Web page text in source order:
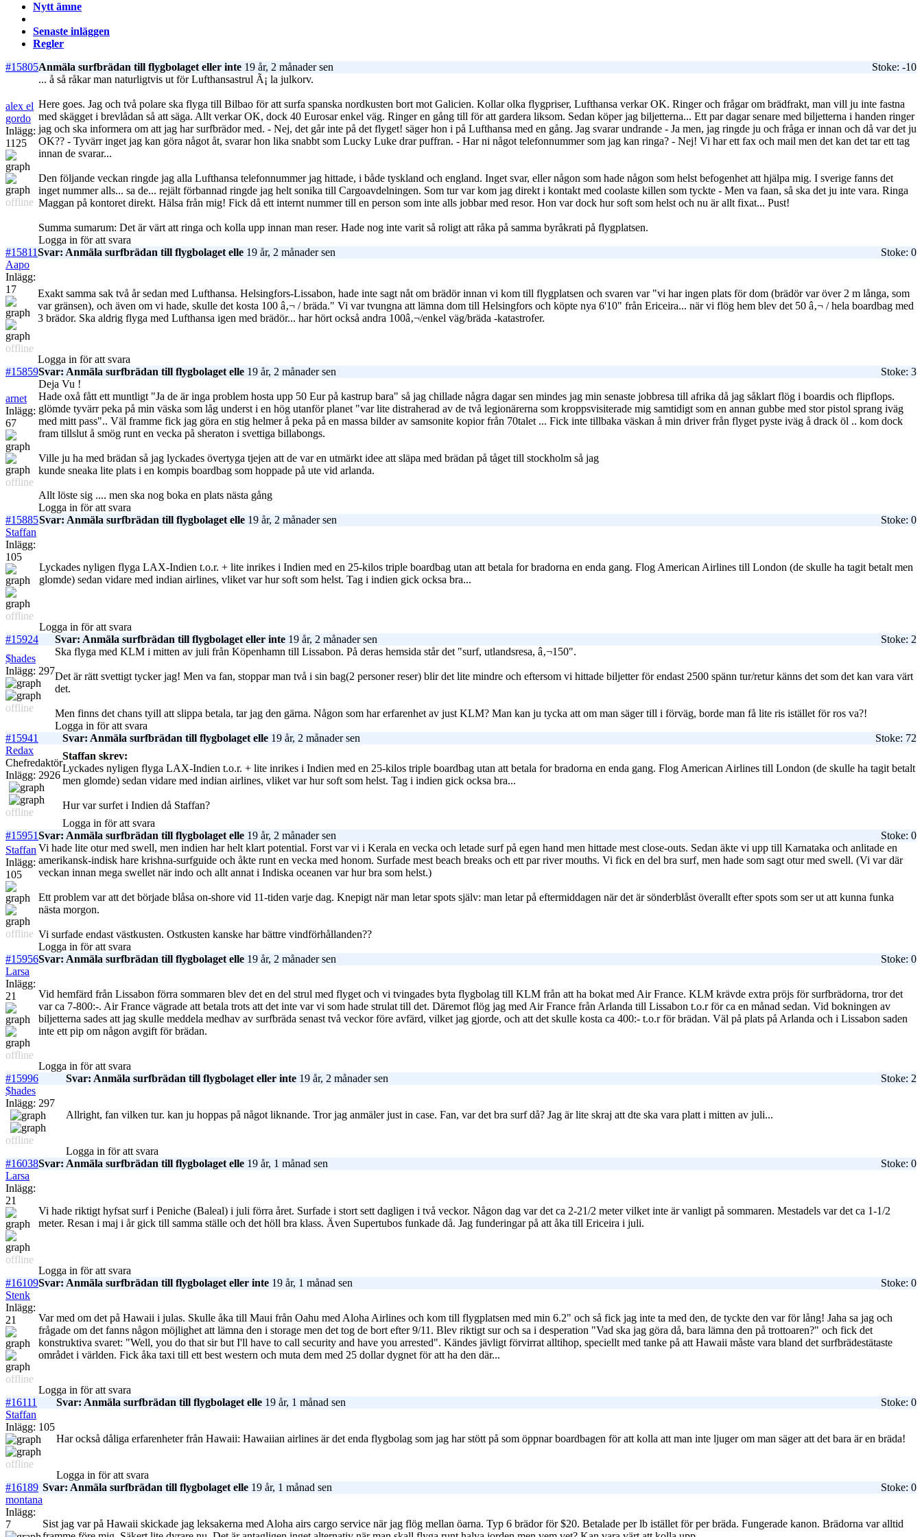
Nytt ämne
Senaste inläggen
Regler
#15805Anmäla surfbrädan till flygbolaget eller inte 19 år, 2 månader sen Stoke: -10
alex el
gordo
Inlägg:
1125
offline
... å så råkar man naturligtvis ut för Lufthansastrul Ã¡ la julkorv.
Here goes. Jag och två polare ska flyga till Bilbao för att surfa spanska nordkusten bort mot Galicien. Kollar olka flygpriser, Lufthansa verkar OK. Ringer och frågar om brädfrakt, man vill ju inte fastna
med skägget i brevlådan så att säga. Allt verkar OK, dock 40 Eurosar enkel väg. Ringer en gång till för att gardera liksom. Sedan köper jag biljetterna... Ett par dagar senare med biljetterna i handen ringer
jag och ska informera om att jag har surfbrädor med. - Nej, det går inte på det flyget! säger hon i på Lufthansa med en gång. Jag svarar undrande - Ja men, jag ringde ju och fråga er innan och då var det ju
OK?? - Tyvärr inget jag kan göra något åt, svarar hon lika snabbt som Lucky Luke drar puffran. - Har ni något telefonnummer som jag kan ringa? - Nej! Vi har ett fax och mail men det kan det tar ett tag
innan de svarar...
Den följande veckan ringde jag alla Lufthansa telefonnummer jag hittade, i både tyskland och england. Inget svar, eller någon som hade någon som helst befogenhet att hjälpa mig. I sverige fanns det
inget nummer alls... sa de... rejält förbannad ringde jag helt sonika till Cargoavdelningen. Som tur var kom jag direkt i kontakt med coolaste killen som tyckte - Men va faan, så ska det ju inte vara. Ringa
Maggan på kontoret direkt. Hälsa från mig! Fick då ett internt nummer till en person som inte alls jobbar med resor. Hon var dock hur soft som helst och nu är allt fixat... Pust!
Summa sumarum: Det är värt att ringa och kolla upp innan man reser. Hade nog inte varit så roligt att råka på samma byråkrati på flygplatsen.
Logga in för att svara
#15811Svar: Anmäla surfbrädan till flygbolaget elle 19 år, 2 månader sen
Stoke: 0
Aapo
Inlägg:
17
offline
Exakt samma sak två år sedan med Lufthansa. Helsingfors-Lissabon, hade inte sagt nåt om brädör innan vi kom till flygplatsen och svaren var "vi har ingen plats för dom (brädör var över 2 m långa, som
var gränsen), och även om vi hade, skulle det kosta 100 â‚¬ / bräda." Vi var tvungna att lämna dom till Helsingfors och köpte nya 6'10" från Ericeira... när vi flög hem blev det 50 â‚¬ / hela boardbag med
3 brädor. Ska aldrig flyga med Lufthansa igen med brädör... har hört också andra 100â‚¬/enkel väg/bräda -katastrofer.
Logga in för att svara
#15859Svar: Anmäla surfbrädan till flygbolaget elle 19 år, 2 månader sen Stoke: 3
arnet
Inlägg:
67
offline
Deja Vu !
Hade oxå fått ett muntligt "Ja de är inga problem hosta upp 50 Eur på kastrup bara" så jag chillade några dagar sen mindes jag min senaste jobbresa till afrika då jag såklart flög i boardis och flipflops.
glömde tyvärr peka på min väska som låg underst i en hög utanför planet "var lite distraherad av de två legionärerna som kroppsvisiterade mig samtidigt som en annan gubbe med stor pistol sprang iväg
med mitt pass".. Väl framme fick jag göra en stig helmer å peka på en massa bilder av samsonite kopior från 70talet ... Fick inte tillbaka väskan å min driver från flyget pyste iväg å drack öl .. kom dock
fram tillslut å smög runt en vecka på sheraton i svettiga billabongs.
Ville ju ha med brädan så jag lyckades övertyga tjejen att de var en utmärkt idee att släpa med brädan på tåget till stockholm så jag
kunde sneaka lite plats i en kompis boardbag som hoppade på ute vid arlanda.
Allt löste sig .... men ska nog boka en plats nästa gång
Logga in för att svara
#15885Svar: Anmäla surfbrädan till flygbolaget elle 19 år, 2 månader sen
Stoke: 0
Staffan
Inlägg:
105
offline
Lyckades nyligen flyga LAX-Indien t.o.r. + lite inrikes i Indien med en 25-kilos triple boardbag utan att betala for bradorna en enda gang. Flog American Airlines till London (de skulle ha tagit betalt men
glomde) sedan vidare med indian airlines, vliket var hur soft som helst. Tag i indien gick ocksa bra...
Logga in för att svara
#15924
Svar: Anmäla surfbrädan till flygbolaget eller inte 19 år, 2 månader sen
Stoke: 2
$hades
Inlägg: 297
offline
Ska flyga med KLM i mitten av juli från Köpenhamn till Lissabon. På deras hemsida står det "surf, utlandsresa, â‚¬150".
Det är rätt svettigt tycker jag! Men va fan, stoppar man två i sin bag(2 personer reser) blir det lite mindre och eftersom vi hittade biljetter för endast 2500 spänn tur/retur känns det som det kan vara värt
det.
Men finns det chans tyill att slippa betala, tar jag den gärna. Någon som har erfarenhet av just KLM? Man kan ju tycka att om man säger till i förväg, borde man få lite ris istället för ros va?!
Logga in för att svara
#15941
Svar: Anmäla surfbrädan till flygbolaget elle 19 år, 2 månader sen
Stoke: 72
Redax
Chefredaktör
Inlägg: 2926
offline
Staffan skrev:
Lyckades nyligen flyga LAX-Indien t.o.r. + lite inrikes i Indien med en 25-kilos triple boardbag utan att betala for bradorna en enda gang. Flog American Airlines till London (de skulle ha tagit betalt
men glomde) sedan vidare med indian airlines, vliket var hur soft som helst. Tag i indien gick ocksa bra...
Hur var surfet i Indien då Staffan?
Logga in för att svara
#15951Svar: Anmäla surfbrädan till flygbolaget elle 19 år, 2 månader sen
Stoke: 0
Staffan
Inlägg:
105
offline
Vi hade lite otur med swell, men indien har helt klart potential. Forst var vi i Kerala en vecka och letade surf på egen hand men hittade mest close-outs. Sedan äkte vi upp till Karnataka och anlitade en
amerikansk-indisk hare krishna-surfguide och åkte runt en vecka med honom. Surfade mest beach breaks och ett par river mouths. Vi fick en del bra surf, men hade som sagt otur med swell. (Vi var där
veckan innan mega swellet när indo och allt annat i Indiska oceanen var hur bra som helst.)
Ett problem var att det började blåsa on-shore vid 11-tiden varje dag. Knepigt när man letar spots själv: man letar på eftermiddagen när det är sönderblåst överallt efter spots som ser ut att kunna funka
nästa morgon.
Vi surfade endast västkusten. Ostkusten kanske har bättre vindförhållanden??
Logga in för att svara
#15956Svar: Anmäla surfbrädan till flygbolaget elle 19 år, 2 månader sen
Stoke: 0
Larsa
Inlägg:
21
offline
Vid hemfärd från Lissabon förra sommaren blev det en del strul med flyget och vi tvingades byta flygbolag till KLM från att ha bokat med Air France. KLM krävde extra pröjs för surfbrädorna, tror det
var ca 7-800:-. Air France vägrade att betala trots att det inte var vi som hade strulat till det. Däremot flög jag med Air France från Arlanda till Lissabon t.o.r för ca en månad sedan. Vid bokningen av
biljetterna sades att jag skulle meddela medhav av surfbräda senast två veckor före avfärd, vilket jag gjorde, och att det skulle kosta ca 400:- t.o.r för brädan. Väl på plats på Arlanda och i Lissabon saden
inte ett pip om någon avgift för brädan.
Logga in för att svara
#15996
Svar: Anmäla surfbrädan till flygbolaget eller inte 19 år, 2 månader sen
Stoke: 2
$hades
Inlägg: 297
offline
Allright, fan vilken tur. kan ju hoppas på något liknande. Tror jag anmäler just in case. Fan, var det bra surf då? Jag är lite skraj att dte ska vara platt i mitten av juli...
Logga in för att svara
#16038Svar: Anmäla surfbrädan till flygbolaget elle 19 år, 1 månad sen
Stoke: 0
Larsa
Inlägg:
21
offline
Vi hade riktigt hyfsat surf i Peniche (Baleal) i juli förra året. Surfade i stort sett dagligen i två veckor. Någon dag var det ca 2-21/2 meter vilket inte är vanligt på sommaren. Mestadels var det ca 1-1/2
meter. Resan i maj i år gick till samma ställe och det höll bra klass. Även Supertubos funkade då. Jag funderingar på att åka till Ericeira i juli.
Logga in för att svara
#16109Svar: Anmäla surfbrädan till flygbolaget eller inte 19 år, 1 månad sen
Stoke: 0
Stenk
Inlägg:
21
offline
Var med om det på Hawaii i julas. Skulle åka till Maui från Oahu med Aloha Airlines och kom till flygplatsen med min 6.2" och så fick jag inte ta med den, de tyckte den var för lång! Jaha sa jag och
frågade om det fanns någon möjlighet att lämna den i storage men det tog de bort efter 9/11. Blev riktigt sur och sa i desperation "Vad ska jag göra då, bara lämna den på trottoaren?" och fick det
konstruktiva svaret: "Well, you do that sir but I'll have to call security and have you arrested". Kändes jävligt förvirrat alltihop, speciellt med tanke på att Hawaii måste vara bland det surfbrädestätaste
området i världen. Fick åka taxi till ett best western och muta dem med 25 dollar dygnet för att ha den där...
Logga in för att svara
#16111
Svar: Anmäla surfbrädan till flygbolaget elle 19 år, 1 månad sen
Stoke: 0
Staffan
Inlägg: 105
offline
Har också dåliga erfarenheter från Hawaii: Hawaiian airlines är det enda flygbolag som jag har stött på som öppnar boardbagen för att kolla att man inte ljuger om man säger att det bara är en bräda!
Logga in för att svara
#16189 Svar: Anmäla surfbrädan till flygbolaget elle 19 år, 1 månad sen
Stoke: 0
montana
Inlägg:
7
Sist jag var på Hawaii skickade jag leksakerna med Aloha airs cargo service när jag flög mellan öarna. Typ 6 brädor för $20. Betalade per lb istället för per bräda. Fungerade kanon. Brädorna var alltid